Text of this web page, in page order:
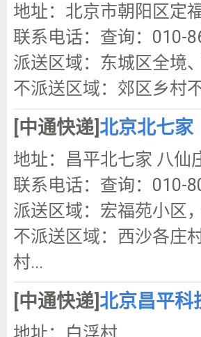
地址：北京市朝阳区定
联系电话：查询：010-
派送区域：东城区全境
不派送区域：郊区乡村
[中通快递]北京北七家
地址：昌平北七家 八仙
联系电话：查询：010-
派送区域：宏福苑小区
不派送区域：西沙各庄
村...
[中通快递]北京昌平科
地址：白浮村